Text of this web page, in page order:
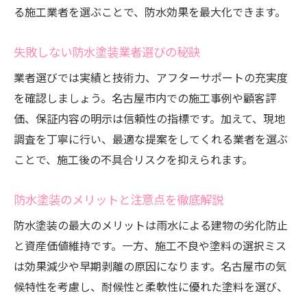
防水塗装業者選びで大切な判断基準
防水塗装の実績と口コミ活用のポイント
業者比較でわかる防水塗装のベスト選択
防水塗装で後悔しない業者選びの秘訣
防水塗装業者に聞くべき質問と注意点
防水塗装の耐久性を高めるポイントを解説
長く持たせる防水塗装の施工ポイント
防水塗装のメンテナンスで耐久力を強化
防水塗装の劣化サインと早期対策の重要性
耐久性重視の防水塗装テクニックを紹介
防水塗装の寿命を延ばす日常ケアとは
る施工業者を選ぶことで、防水効果を最大化できます。
失敗しない防水塗装業者選びの秘訣
業者選びでは実績と技術力、アフターサポートの充実度
を確認しましょう。名古屋市内での施工事例や顧客評
価、保証内容の明示は信頼性の指標です。加えて、現地
調査を丁寧に行い、最適な提案をしてくれる業者を選ぶ
ことで、施工後の不具合リスクを抑えられます。
防水塗装のメリットと注意点を徹底解説
防水塗装の最大のメリットは雨水による建物の劣化防止
と資産価値維持です。一方、施工不良や塗料の選択ミス
は効果減少や早期剥離の原因になります。名古屋市の気
候特性を考慮し、耐候性と柔軟性に優れた塗料を選び、